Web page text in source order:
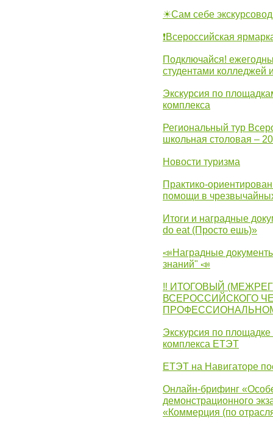
☀Сам себе экскурсовод
❗Всероссийская
Подключайся!
студентами колледжей
Экскурсия по
комплекса
Региональный тур
школьная столовая –
Новости туризма
Практико-
помощи в
Итоги и наградные
do eat (Просто ешь)»
📣Наградные
знаний" 📣
‼ ИТОГОВЫЙ
ВСЕРОССИЙСКОГО
Экскурсия по
комплекса ЕТЭТ
ЕТЭТ на Навигаторе
Онлайн-брифинг
демонстрационного
«Коммерция (по